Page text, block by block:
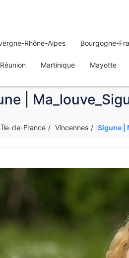
Rhône-Alpes Bourgogne-
Martinique Mayotte
|
Île-de-France Vincennes Sigune |